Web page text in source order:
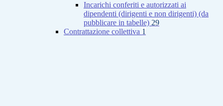
Incarichi conferiti e autorizzati ai
dipendenti (dirigenti e non dirigenti) (da
pubblicare in tabelle) 29
Contrattazione collettiva 1